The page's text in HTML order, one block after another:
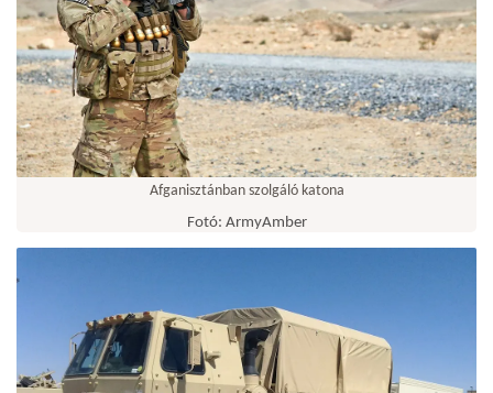
Afganisztánban szolgáló katona
Fotó: ArmyAmber